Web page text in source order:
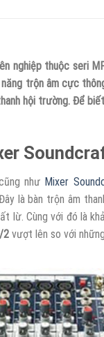
nghiệp thuộc seri
trộn âm cực
hội trường. Để
như Mixer
là bàn trộn âm
lừ. Cùng với đó là
2vượt lên so với